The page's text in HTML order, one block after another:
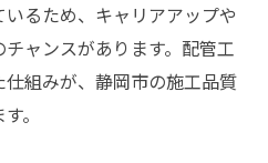
るため、キャリアアップや
ャンスがあります。配管工
組みが、静岡市の施工品質
。